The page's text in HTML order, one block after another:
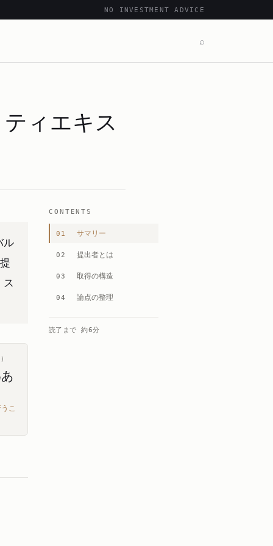
NO INVESTMENT ADVICE
⌕
ィエキス
CONTENTS
01 サマリー
02 提出者とは
03 取得の構造
04 論点の整理
読了まで 約6分
ル
こ